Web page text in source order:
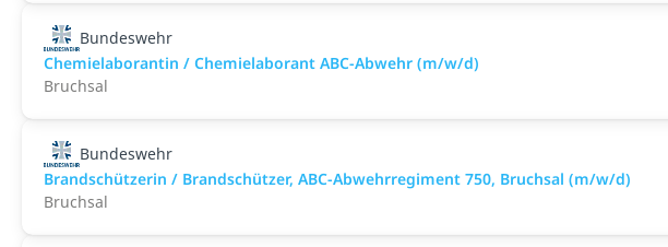
Bundeswehr
Chemielaborantin / Chemielaborant ABC-Abwehr (m/w/d)
Bruchsal
Bundeswehr
Brandschützerin / Brandschützer, ABC-Abwehrregiment 750, Bruchsal (m/w/d)
Bruchsal